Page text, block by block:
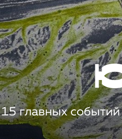
15 главных